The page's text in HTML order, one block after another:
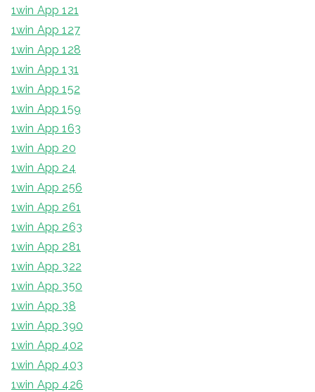
1win App 121
1win App 127
1win App 128
1win App 131
1win App 152
1win App 159
1win App 163
1win App 20
1win App 24
1win App 256
1win App 261
1win App 263
1win App 281
1win App 322
1win App 350
1win App 38
1win App 390
1win App 402
1win App 403
1win App 426